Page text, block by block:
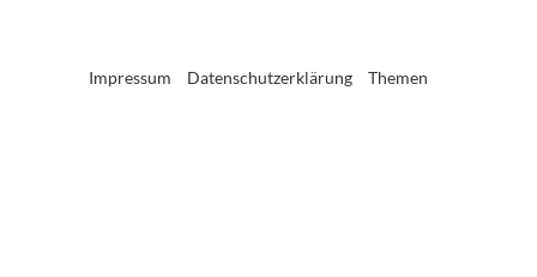
Impressum Datenschutzerklärung Themen